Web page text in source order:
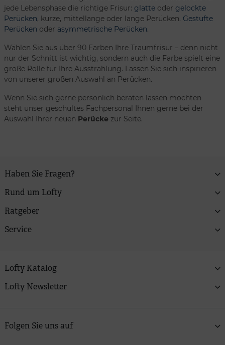
jede Lebensphase die richtige Frisur: glatte oder gelockte
Perücken, kurze, mittellange oder lange Perücken. Gestufte
Perücken oder asymmetrische Perücken.
Wählen Sie aus über 90 Farben Ihre Traumfrisur – denn nicht
nur der Schnitt ist wichtig, sondern auch die Farbe spielt eine
große Rolle für Ihre Ausstrahlung. Lassen Sie sich inspirieren
von unserer großen Auswahl an Perücken.
Wenn Sie sich gerne persönlich beraten lassen möchten
steht unser geschultes Fachpersonal Ihnen gerne bei der
Auswahl Ihrer neuen Perücke zur Seite.
Haben Sie Fragen?
Rund um Lofty
Ratgeber
Service
Lofty Katalog
Lofty Newsletter
Folgen Sie uns auf